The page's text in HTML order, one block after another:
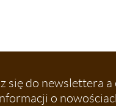
się do newslettera a
o